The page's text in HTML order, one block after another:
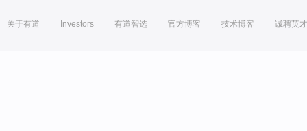
关于有道 Investors 有道智选 官方博客 技术博客 诚聘英才